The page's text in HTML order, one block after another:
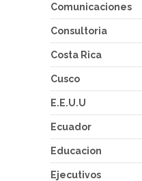
Comunicaciones
Consultoria
Costa Rica
Cusco
E.E.U.U
Ecuador
Educacion
Ejecutivos